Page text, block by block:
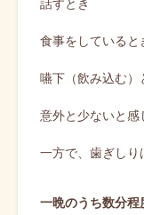
話すとき
食事をしていると
嚥下（飲み込む）
意外と少ないと感
一方で、歯ぎしり
一晩のうち数分程